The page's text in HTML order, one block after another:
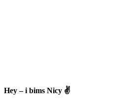
Hey – i bims Nicy ✌